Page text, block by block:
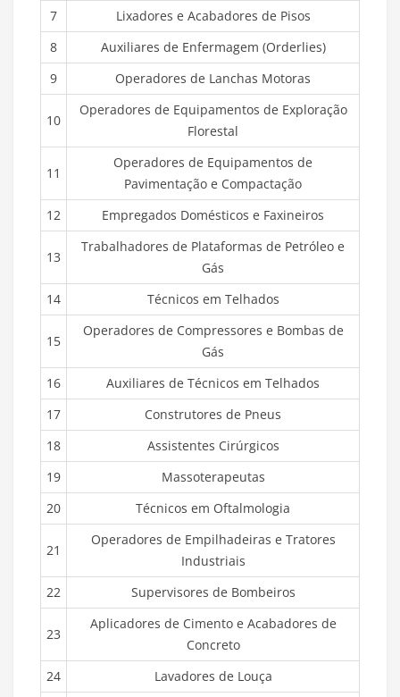
7
Lixadores e Acabadores de Pisos
8
Auxiliares de Enfermagem (Orderlies)
9
Operadores de Lanchas Motoras
10
Operadores de Equipamentos de Exploração
Florestal
11
Operadores de Equipamentos de
Pavimentação e Compactação
12
Empregados Domésticos e Faxineiros
13
Trabalhadores de Plataformas de Petróleo e
Gás
14
Técnicos em Telhados
15
Operadores de Compressores e Bombas de
Gás
16
Auxiliares de Técnicos em Telhados
17
Construtores de Pneus
18
Assistentes Cirúrgicos
19
Massoterapeutas
20
Técnicos em Oftalmologia
21
Operadores de Empilhadeiras e Tratores
Industriais
22
Supervisores de Bombeiros
23
Aplicadores de Cimento e Acabadores de
Concreto
24
Lavadores de Louça